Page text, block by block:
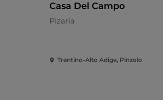
Casa Del Campo
Pizaria
Trentino-Alto Adige, Pinzolo